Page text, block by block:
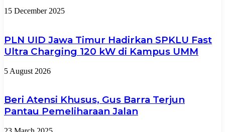
15 December 2025
PLN UID Jawa Timur Hadirkan SPKLU Fast
Ultra Charging 120 kW di Kampus UMM
5 August 2026
Beri Atensi Khusus, Gus Barra Terjun
Pantau Pemeliharaan Jalan